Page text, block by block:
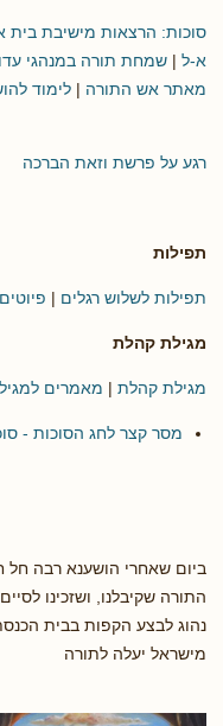
סוכות: הרצאות מישיבת בית
א-ל | שמחת תורה במנהגי
מאתר אש התורה | לימוד
רגע על פרשת וזאת הברכה
תפילות
תפילות לשלוש רגלים |
מגילת קהלת
מגילת קהלת | מאמרים
מסר קצר לחג הסוכות -
ביום שאחרי הושענא רבה
התורה שקיבלנו, ושזכינו
נהוג לבצע הקפות בבית
מישראל יעלה לתורה